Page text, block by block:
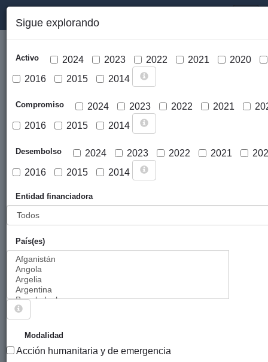
Cargar mapa
Sigue explorando
Activo 2024 2023 2022 2021
2020
2016
2015 2014
Compromiso 2024 2023 2022 2021
2016
2015 2014
Desembolso 2024 2023 2022 2021
2016
2015 2014
Entidad financiadora
País(es)
Modalidad
Acción humanitaria y de emergencia
6855 PROYECTOS